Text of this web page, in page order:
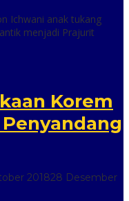
Ichwani anak tukang
menjadi Prajurit
Korem
201828 Desember